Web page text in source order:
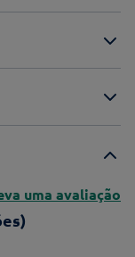
uma avaliação